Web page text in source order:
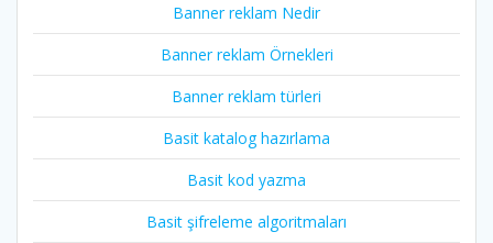
Banner reklam Nedir
Banner reklam Örnekleri
Banner reklam türleri
Basit katalog hazırlama
Basit kod yazma
Basit şifreleme algoritmaları